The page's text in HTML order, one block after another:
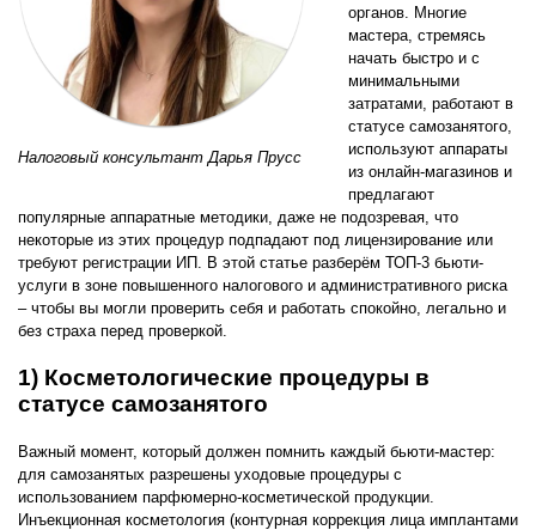
Налоговый консультант Дарья Прусс
органов. Многие
мастера, стремясь
начать быстро и с
минимальными
затратами, работают в
статусе самозанятого,
используют аппараты
из онлайн-магазинов и
предлагают
популярные аппаратные методики, даже не подозревая, что
некоторые из этих процедур подпадают под лицензирование или
требуют регистрации ИП. В этой статье разберём ТОП-3 бьюти-
услуги в зоне повышенного налогового и административного риска
– чтобы вы могли проверить себя и работать спокойно, легально и
без страха перед проверкой.
1) Косметологические процедуры в
статусе самозанятого
Важный момент, который должен помнить каждый бьюти-мастер:
для самозанятых разрешены уходовые процедуры с
использованием парфюмерно-косметической продукции.
Инъекционная косметология (контурная коррекция лица имплантами